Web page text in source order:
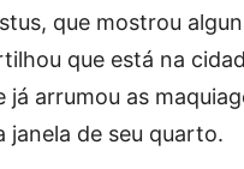
que mostrou
que está na
já arrumou as
janela de seu quarto.